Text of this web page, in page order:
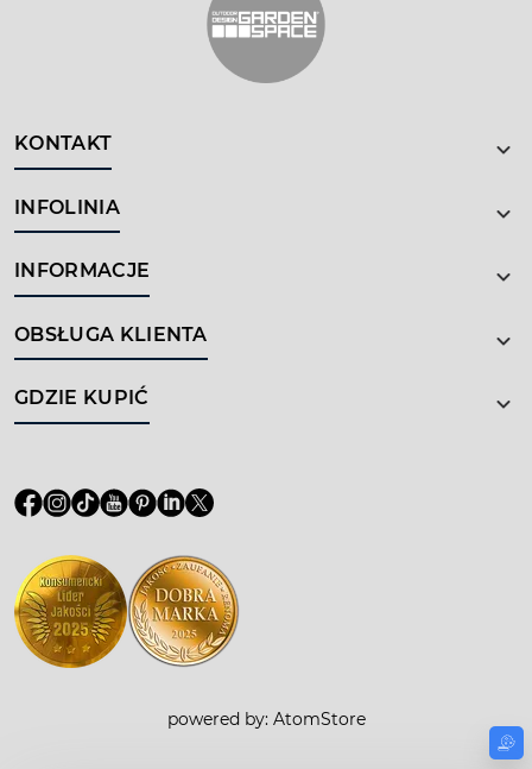
KONTAKT
INFOLINIA
INFORMACJE
OBSŁUGA KLIENTA
GDZIE KUPIĆ
powered by: AtomStore